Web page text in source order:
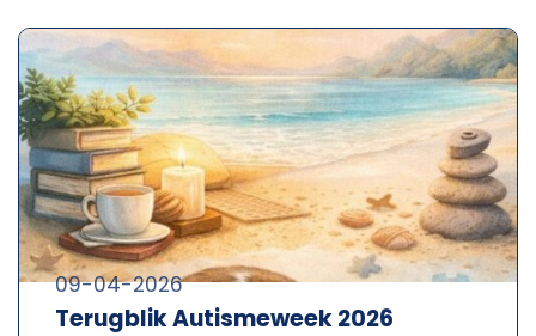
Terugblik Autismeweek 2026
09-04-2026